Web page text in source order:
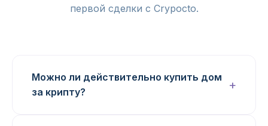
первой сделки с Crypocto.
Можно ли действительно купить дом
за крипту?